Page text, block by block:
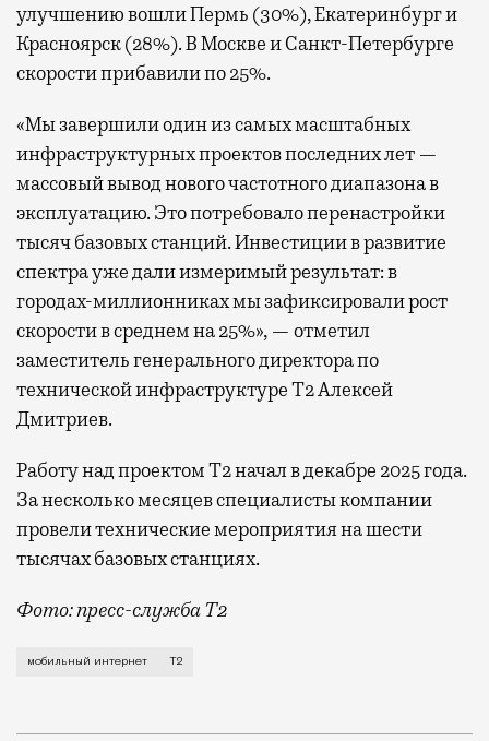
улучшению вошли Пермь (30%), Екатеринбург и
Красноярск (28%). В Москве и Санкт-Петербурге
скорости прибавили по 25%.
«Мы завершили один из самых масштабных
инфраструктурных проектов последних лет —
массовый вывод нового частотного диапазона в
эксплуатацию. Это потребовало перенастройки
тысяч базовых станций. Инвестиции в развитие
спектра уже дали измеримый результат: в
городах-миллионниках мы зафиксировали рост
скорости в среднем на 25%», — отметил
заместитель генерального директора по
технической инфраструктуре Т2 Алексей
Дмитриев.
Работу над проектом Т2 начал в декабре 2025 года.
За несколько месяцев специалисты компании
провели технические мероприятия на шести
тысячах базовых станциях.
Фото: пресс-служба Т2
Мобильный оператор Т2 завершил работы по
мобильный интернет Т2